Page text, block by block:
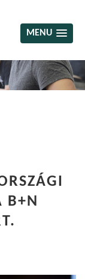
MENU
B+N